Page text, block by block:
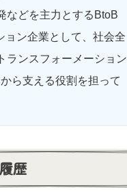
などを主力とするBtoB
ョン企業として、社会全
ランスフォーメーション
から支える役割を担って
歴